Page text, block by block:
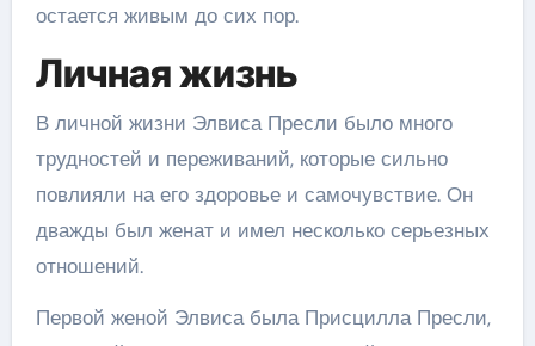
остается живым до сих пор.
Личная жизнь
В личной жизни Элвиса Пресли было много
трудностей и переживаний, которые сильно
повлияли на его здоровье и самочувствие. Он
дважды был женат и имел несколько серьезных
отношений.
Первой женой Элвиса была Присцилла Пресли,